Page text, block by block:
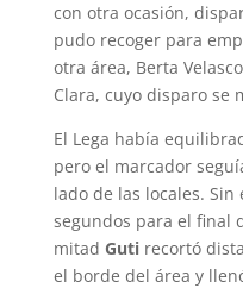
con otra ocasión,
pudo recoger para
otra área, Berta
Clara, cuyo disparo se
El Lega había
pero el marcador
lado de las locales.
segundos para el final
mitad Gutirecortó
el borde del área y